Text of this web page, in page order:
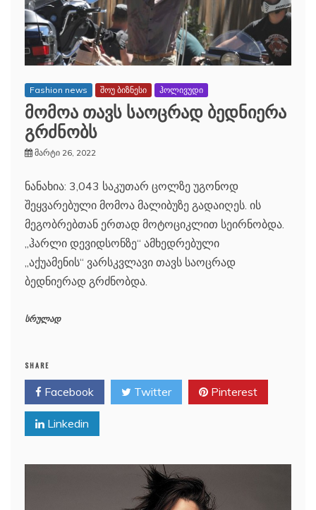
Fashion news შოუ ბიზნესი ჰოლივუდი
მომოა თავს საოცრად ბედნიერა
გრძნობს
მარტი 26, 2022
ნანახია: 3,043 საკუთარ ცოლზე უგონოდ
შეყვარებული მომოა მალიბუზე გადაიღეს. ის
მეგობრებთან ერთად მოტოციკლით სეირნობდა.
„ჰარლი დევიდსონზე“ ამხედრებული
„აქუამენის“ ვარსკვლავი თავს საოცრად
ბედნიერად გრძნობდა.
სრულად
SHARE
Facebook Twitter Pinterest
Linkedin